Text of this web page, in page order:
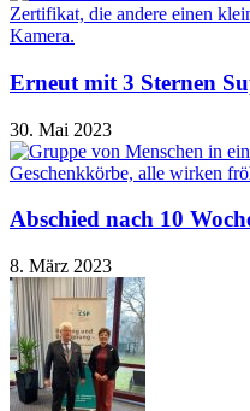
Erneut mit 3 Sternen
30. Mai 2023
Abschied nach 10
8. März 2023